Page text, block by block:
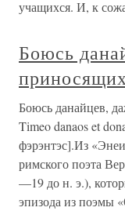
учащихся. И, к
Боюсь
Боюсь данайцев,
Timeo danaos et
фэрэнтэс].Из
римского поэта
—19 до н. э.),
эпизода из поэмы